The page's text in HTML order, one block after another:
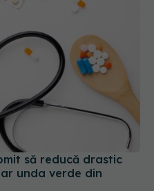
să reducă drastic
unda verde din